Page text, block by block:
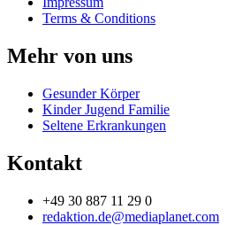
Terms & Conditions
Mehr von uns
Gesunder Körper
Kinder Jugend Familie
Seltene Erkrankungen
Kontakt
+49 30 887 11 29 0
redaktion.de@mediaplanet.com